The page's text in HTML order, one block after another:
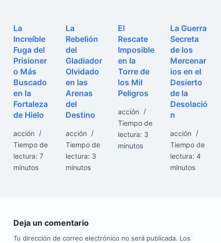
La
Increíble
Fuga del
Prisioner
o Más
Buscado
en la
Fortaleza
de Hielo
acción
Tiempo de
lectura: 7
minutos
La
Rebelión
del
Gladiador
Olvidado
en las
Arenas
del
Destino
acción
Tiempo de
lectura: 3
minutos
El
Rescate
Imposible
en la
Torre de
los Mil
Peligros
acción
Tiempo de
lectura: 3
minutos
La Guerra
Secreta
de los
Mercenar
ios en el
Desierto
de la
Desolació
n
acción
Tiempo de
lectura: 4
minutos
Deja un comentario
Tu dirección de correo electrónico no será publicada. Los